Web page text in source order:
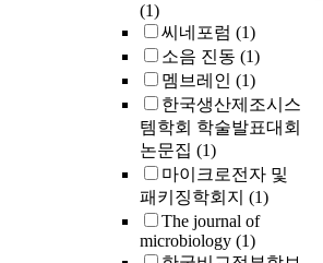
(1)
씨네포럼 (1)
소음 진동 (1)
멤브레인 (1)
한국생산제조시스
템학회 학술발표대회
논문집 (1)
마이크로전자 및
패키징학회지 (1)
The journal of
microbiology (1)